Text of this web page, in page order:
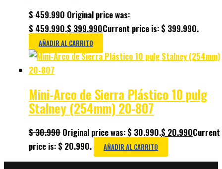
$459.990 Original price was:
$ 459.990.$ 399.990Current price is: $ 399.990.
AÑADIR AL CARRITO
Mini-Arco de Sierra Plástico 10 pulg
Stalney (254mm) 20-807
$30.990 Original price was: $ 30.990.$ 20.990Current
price is: $ 20.990.
AÑADIR AL CARRITO